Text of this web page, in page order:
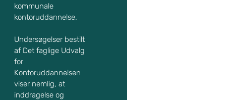
kommunale
kontoruddannelse.
Undersøgelser bestilt
af Det faglige Udvalg
for
Kontoruddannelsen
viser nemlig, at
inddragelse og